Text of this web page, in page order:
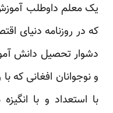
یک معلم داوطلب
که در روزنامه دنیای
دشوار تحصیل دانش
و نوجوانان افغانی که
با استعداد و با